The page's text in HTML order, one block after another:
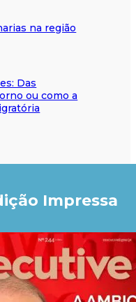
na região
Das
ou como a
Impressa